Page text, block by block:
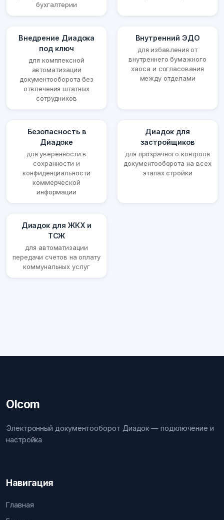
бухгалтерии
Внедрение Диадока
под ключ
для комплексной
автоматизации
документооборота без
отвлечения штатных
сотрудников
Внутренний ЭДО
для избавления от
внутреннего бумажного
хаоса и согласования
между отделами
Безопасность в
Диадоке
для уверенности в
сохранности и
конфиденциальности
коммерческой
информации
Диадок для
застройщиков
для прозрачного контроля
документооборота на всех
этапах стройки
Диадок для ЖКХ и
ТСЖ
для автоматизации
передачи счетов на оплату
коммунальных услуг
Olcom
Электронный документооборот Диадок — подключение и
настройка
Навигация
Главная